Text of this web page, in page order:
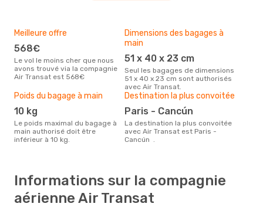
Meilleure offre
568€
Le vol le moins cher que nous
avons trouvé via la compagnie
Air Transat est 568€
Dimensions des bagages à
main
51 x 40 x 23 cm
Seul les bagages de dimensions
51 x 40 x 23 cm sont authorisés
avec Air Transat.
Poids du bagage à main
10 kg
Le poids maximal du bagage à
main authorisé doit être
inférieur à 10 kg.
Destination la plus convoitée
Paris - Cancún
La destination la plus convoitée
avec Air Transat est Paris -
Cancún .
Informations sur la compagnie
aérienne Air Transat